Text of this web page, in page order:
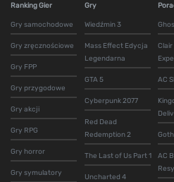
Ranking Gier
Gry samochodowe
Gry zręcznościowe
Gry FPP
Gry przygodowe
Gry akcji
Gry RPG
Gry horror
Gry symulatory
Gry
Wiedźmin 3
Mass Effect Edycja
Legendarna
GTA 5
Cyberpunk 2077
Red Dead
Redemption 2
The Last of Us Part 1
Uncharted 4
AC
AC